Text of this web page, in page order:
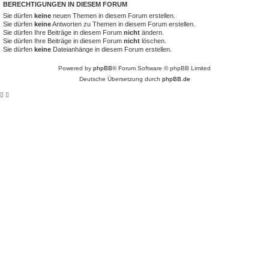
BERECHTIGUNGEN IN DIESEM FORUM
Sie dürfen keine neuen Themen in diesem Forum erstellen.
Sie dürfen keineAntworten zu Themen in diesem Forum erstellen.
Sie dürfen Ihre Beiträge in diesem Forum nicht ändern.
Sie dürfen Ihre Beiträge in diesem Forum nicht löschen.
Sie dürfen keine Dateianhänge in diesem Forum erstellen.
Powered by phpBB® Forum Software © phpBB Limited
Deutsche Übersetzung durch phpBB.de